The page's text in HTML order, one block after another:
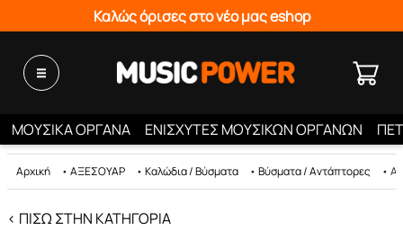
Καλώς όρισες στο νέο μας eshop
ΜΟΥΣΙΚΑ ΟΡΓΑΝΑ ΕΝΙΣΧΥΤΕΣ ΜΟΥΣΙΚΩΝ ΟΡΓΑΝΩΝ
Αρχική • ΑΞΕΣΟΥΑΡ • Καλώδια / Βύσματα • Βύσματα / Αντάπτορες •
< ΠΊΣΩ ΣΤΗΝ ΚΑΤΗΓΟΡΊΑ